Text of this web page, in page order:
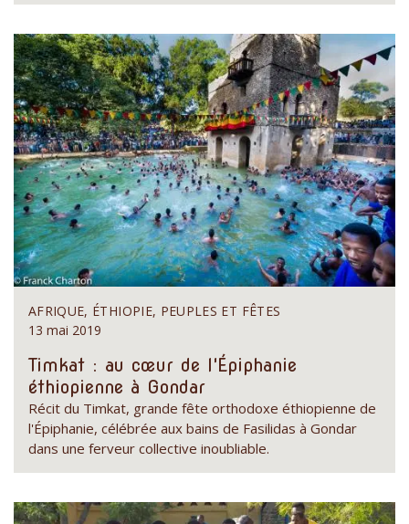
AFRIQUE, ÉTHIOPIE, PEUPLES ET FÊTES
13 mai 2019
Timkat : au cœur de l'Épiphanie
éthiopienne à Gondar
Récit du Timkat, grande fête orthodoxe éthiopienne de
l'Épiphanie, célébrée aux bains de Fasilidas à Gondar
dans une ferveur collective inoubliable.